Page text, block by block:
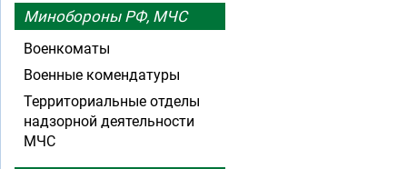
Минобороны РФ, МЧС
Военкоматы
Военные комендатуры
Территориальные отделы
надзорной деятельности
МЧС